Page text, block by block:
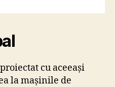
cu aceeași
la mașinile de